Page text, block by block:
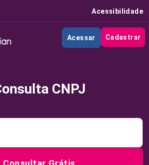
Acessibilidade
Acessar Cadastrar
CNPJ